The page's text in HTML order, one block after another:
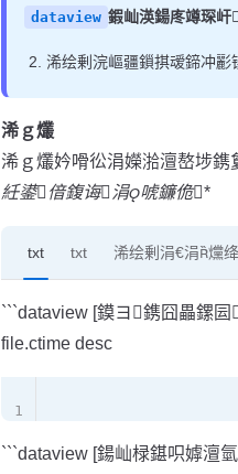
dataview 鍜屾渶鍚庝竴琛屽
浠绘剰浣嶇疆鎻掑叆鍗冲彲
浠ｇ爜
浠ｇ爜妗嗗彸涓嬫湁澶嶅埗
紝鍙偣鍑诲涓唬鐮佹*
txt txt 浠绘剰涓€涓爣
```dataview [鏌ヨ鎸囧畾鏍
file.ctime desc
1
```dataview [鍚屾椂鍖呮嫭澶